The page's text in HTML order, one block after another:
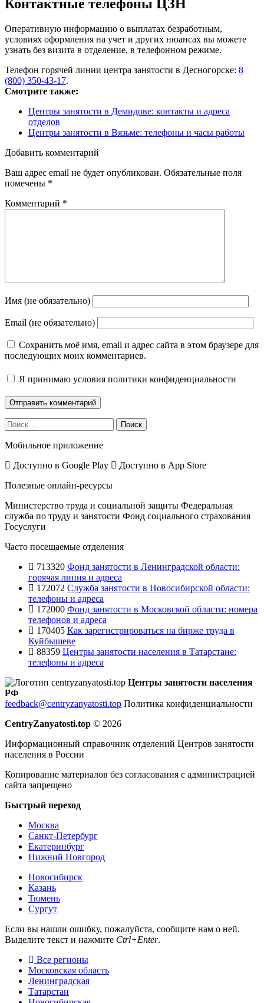
Контактные телефоны ЦЗН
Оперативную информацию о выплатах безработным,
условиях оформления на учет и других нюансах вы можете
узнать без визита в отделение, в телефонном режиме.
Телефон горячей линии центра занятости в Десногорске: 8
(800) 350-43-17.
Смотрите также:
Центры занятости в Демидове: контакты и адреса
отделов
Центры занятости в Вязьме: телефоны и часы работы
Добавить комментарий
Ваш адрес email не будет опубликован. Обязательные поля
помечены *
Комментарий *
Имя (не обязательно)
Email (не обязательно)
Сохранить моё имя, email и адрес сайта в этом браузере для
последующих моих комментариев.
Я принимаю условия политики конфиденциальности
Поиск
Мобильное приложение
Доступно в Google Play Доступно в App Store
Полезные онлайн-ресурсы
Министерство труда и социальной защиты Федеральная
служба по труду и занятости Фонд социального страхования
Госуслуги
Часто посещаемые отделения
713320 Фонд занятости в Ленинградской области:
горячая линия и адреса
172072 Служба занятости в Новосибирской области:
телефоны и адреса
172000 Фонд занятости в Московской области: номера
телефонов и адреса
170405 Как зарегистрироваться на бирже труда в
Куйбышеве
88359 Центры занятости населения в Татарстане:
телефоны и адреса
Центры занятости населения
РФ
feedback@centryzanyatosti.top Политика конфиденциальности
CentryZanyatosti.top © 2026
Информационный справочник отделений Центров занятости
населения в России
Копирование материалов без согласования с администрацией
сайта запрещено
Быстрый переход
Москва
Санкт-Петербург
Екатеринбург
Нижний Новгород
Новосибирск
Казань
Тюмень
Сургут
Если вы нашли ошибку, пожалуйста, сообщите нам о ней.
Выделите текст и нажмите Ctrl+Enter.
Все регионы
Московская область
Ленинградская
Татарстан